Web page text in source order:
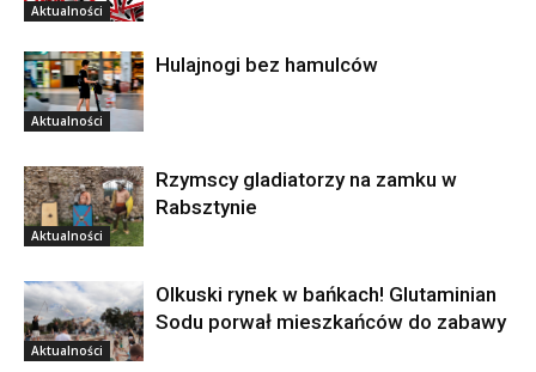
Aktualności
Aktualności
Hulajnogi bez hamulców
Aktualności
Rzymscy gladiatorzy na zamku w
Rabsztynie
Aktualności
Olkuski rynek w bańkach! Glutaminian
Sodu porwał mieszkańców do zabawy